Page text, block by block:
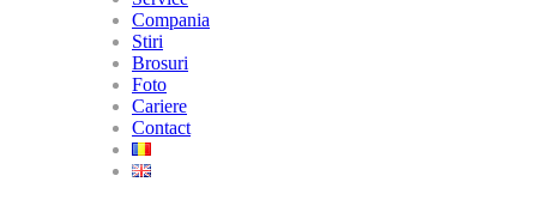
Compania
Stiri
Brosuri
Foto
Cariere
Contact